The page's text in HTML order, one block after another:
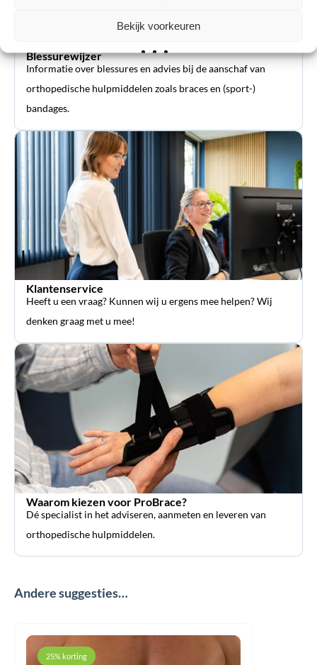
Bekijk voorkeuren
Blessurewijzer
Informatie over blessures en advies bij de aanschaf van
orthopedische hulpmiddelen zoals braces en (sport-)
bandages.
Klantenservice
Heeft u een vraag? Kunnen wij u ergens mee helpen? Wij
denken graag met u mee!
Waarom kiezen voor ProBrace?
Dé specialist in het adviseren, aanmeten en leveren van
orthopedische hulpmiddelen.
Andere suggesties…
25% korting